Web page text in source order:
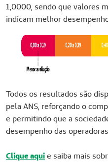
1,0000, sendo que valores
indicam melhor
Todos os resultados são
pela ANS, reforçando o
e permitindo que a
desempenho das
Clique aquie saiba mais